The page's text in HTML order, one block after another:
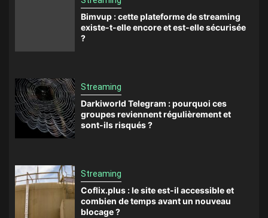
Bimvup : cette plateforme de streaming
existe-t-elle encore et est-elle sécurisée
?
Streaming
Darkiworld Telegram : pourquoi ces
groupes reviennent régulièrement et
sont-ils risqués ?
Streaming
Coflix.plus : le site est-il accessible et
combien de temps avant un nouveau
blocage ?